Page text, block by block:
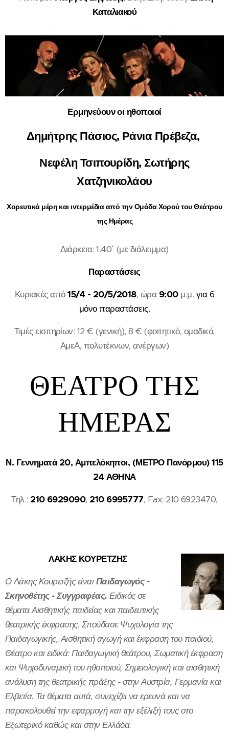
Καταλιακού
Ερμηνεύουν οι ηθοποιοί
Δημήτρης Πάσιος, Ράνια Πρέβεζα,
Νεφέλη Τσιπουρίδη, Σωτήρης
Χατζηνικολάου
Χορευτικά μέρη και ιντερμέδια από την Ομάδα Χορού του Θεάτρου
της Ημέρας
Διάρκεια: 1.40΄ (με διάλειμμα)
Παραστάσεις
Κυριακές από15/4 - 20/5/2018, ώρα 9:00 μ.μ. για 6
μόνο παραστάσεις.
Τιμές εισιτηρίων: 12 € (γενική), 8 € (φοιτητικό, ομαδικό,
ΑμεΑ, πολυτέκνων, ανέργων)
ΘΕΑΤΡΟ ΤΗΣ
ΗΜΕΡΑΣ
Ν. Γεννηματά 20, Αμπελόκηποι, (ΜΕΤΡΟ Πανόρμου) 115
24 ΑΘΗΝΑ
Τηλ.: 210 6929090, 210 6995777, Fax: 210 6923470,
ΛΑΚΗΣ ΚΟΥΡΕΤΖΗΣ
Ο Λάκης Κουρετζής είναιΠαιδαγωγός -
Σκηνοθέτης - Συγγραφέας. Ειδικός σε
θέματα Αισθητικής παιδείας και παιδευτικής
θεατρικής έκφρασης. Σπούδασε Ψυχολογία της
Παιδαγωγικής, Αισθητική αγωγή και έκφραση του παιδιού,
Θέατρο και ειδικά: Παιδαγωγική θεάτρου, Σωματική έκφραση
και Ψυχοδυναμική του ηθοποιού, Σημειολογική και αισθητική
ανάλυση της θεατρικής πράξης - στην Αυστρία, Γερμανία και
Ελβετία. Τα θέματα αυτά, συνεχίζει να ερευνά και να
παρακολουθεί την εφαρμογή και την εξέλιξή τους στο
Εξωτερικό καθώς και στην Ελλάδα.